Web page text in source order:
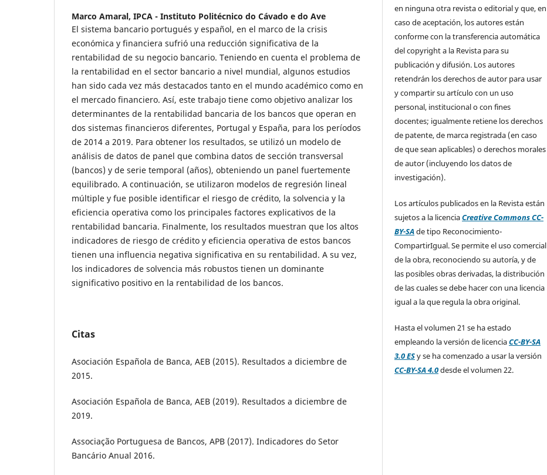
Marco Amaral, IPCA - Instituto Politécnico do Cávado e do Ave
El sistema bancario portugués y español, en el marco de la crisis
económica y financiera sufrió una reducción significativa de la
rentabilidad de su negocio bancario. Teniendo en cuenta el problema de
la rentabilidad en el sector bancario a nivel mundial, algunos estudios
han sido cada vez más destacados tanto en el mundo académico como en
el mercado financiero. Así, este trabajo tiene como objetivo analizar los
determinantes de la rentabilidad bancaria de los bancos que operan en
dos sistemas financieros diferentes, Portugal y España, para los períodos
de 2014 a 2019. Para obtener los resultados, se utilizó un modelo de
análisis de datos de panel que combina datos de sección transversal
(bancos) y de serie temporal (años), obteniendo un panel fuertemente
equilibrado. A continuación, se utilizaron modelos de regresión lineal
múltiple y fue posible identificar el riesgo de crédito, la solvencia y la
eficiencia operativa como los principales factores explicativos de la
rentabilidad bancaria. Finalmente, los resultados muestran que los altos
indicadores de riesgo de crédito y eficiencia operativa de estos bancos
tienen una influencia negativa significativa en su rentabilidad. A su vez,
los indicadores de solvencia más robustos tienen un dominante
significativo positivo en la rentabilidad de los bancos.
Citas
Asociación Española de Banca, AEB (2015). Resultados a diciembre de
2015.
Asociación Española de Banca, AEB (2019). Resultados a diciembre de
2019.
Associação Portuguesa de Bancos, APB (2017). Indicadores do Setor
Bancário Anual 2016.
en ninguna otra revista o editorial y que, en
caso de aceptación, los autores están
conforme con la transferencia automática
del copyright a la Revista para su
publicación y difusión. Los autores
retendrán los derechos de autor para usar
y compartir su artículo con un uso
personal, institucional o con fines
docentes; igualmente retiene los derechos
de patente, de marca registrada (en caso
de que sean aplicables) o derechos morales
de autor (incluyendo los datos de
investigación).
Los artículos publicados en la Revista están
sujetos a la licenciaCreative Commons CC-
BY-SAde tipo Reconocimiento-
CompartirIgual. Se permite el uso comercial
de la obra, reconociendo su autoría, y de
las posibles obras derivadas, la distribución
de las cuales se debe hacer con una licencia
igual a la que regula la obra original.
Hasta el volumen 21 se ha estado
empleando la versión de licenciaCC-BY-SA
3.0 ESy se ha comenzado a usar la versión
CC-BY-SA 4.0desde el volumen 22.